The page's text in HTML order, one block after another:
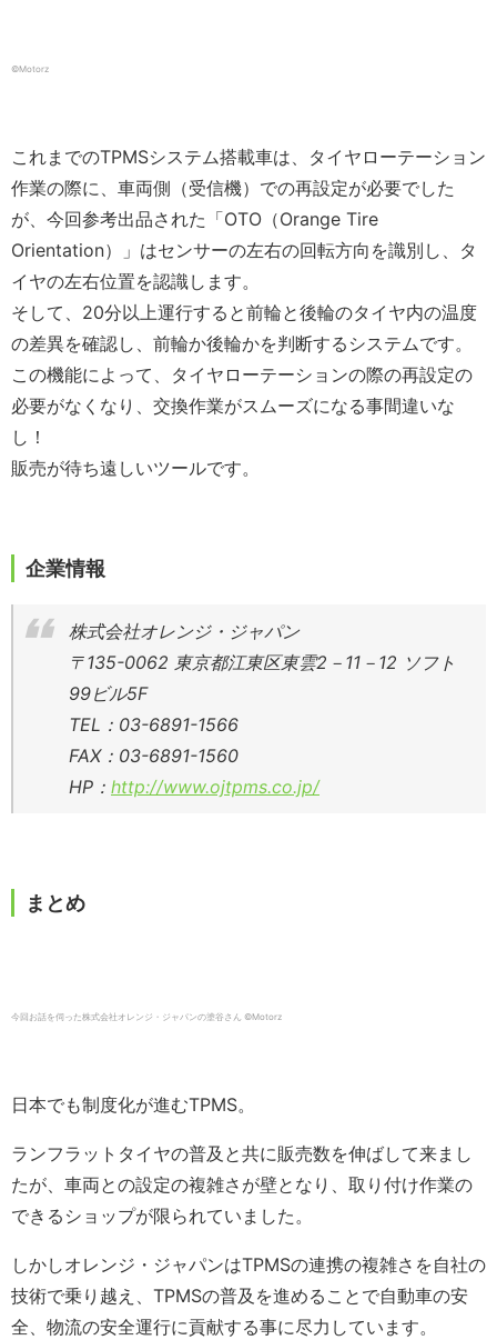
©️Motorz
これまでのTPMSシステム搭載車は、タイヤローテーション
作業の際に、車両側（受信機）での再設定が必要でした
が、今回参考出品された「OTO （Orange Tire
Orientation）」はセンサーの左右の回転方向を識別し、タ
イヤの左右位置を認識します。
そして、 20分以上運行すると前輪と後輪のタイヤ内の温度
の差異を確認し、前輪か後輪かを判断するシステムです。
この機能によって、タイヤローテーションの際の再設定の
必要がなくなり、交換作業がスムーズになる事間違いな
し！
販売が待ち遠しいツールです。
企業情報
株式会社オレンジ・ジャパン
〒135-0062 東京都江東区東雲2－11－12 ソフト
99ビル5F
TEL：03-6891-1566
FAX：03-6891-1560
HP： http://www.ojtpms.co.jp/
まとめ
今回お話を伺った株式会社オレンジ・ジャパンの塗谷さん ©️Motorz
日本でも制度化が進むTPMS。
ランフラットタイヤの普及と共に販売数を伸ばして来まし
たが、車両との設定の複雑さが壁となり、取り付け作業の
できるショップが限られていました。
しかしオレンジ・ジャパンはTPMSの連携の複雑さを自社の
技術で乗り越え、TPMSの普及を進めることで自動車の安
全、物流の安全運行に貢献する事に尽力しています。